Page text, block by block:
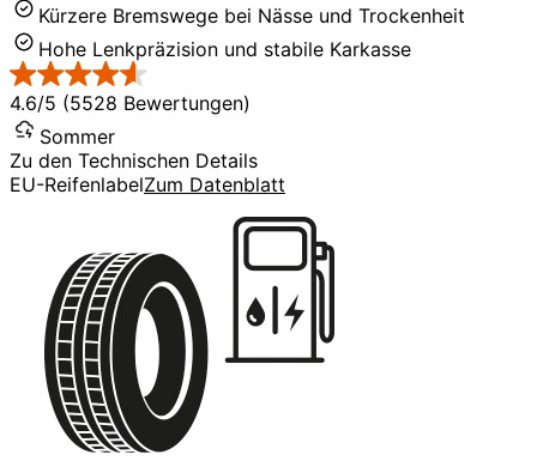
Kürzere Bremswege bei Nässe und Trockenheit
Hohe Lenkpräzision und stabile Karkasse
4.6/5 (5528 Bewertungen)
Sommer
Zu den Technischen Details
EU-ReifenlabelZum Datenblatt